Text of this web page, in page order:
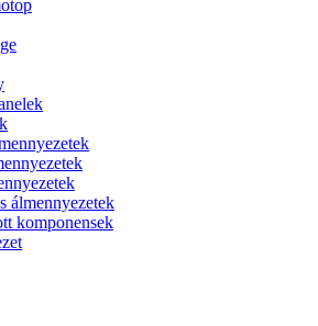
álmennyezetek
komponensek